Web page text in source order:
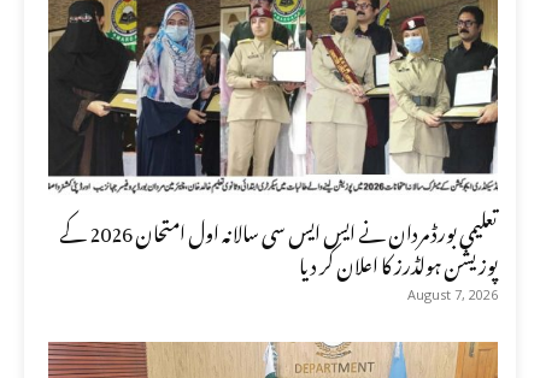
تعلیمی بورڈ مردان نے ایس ایس سی سالانہ اول امتحان 2026 کے
پوزیشن ہولڈرز کا اعلان کر دیا
August 7, 2026